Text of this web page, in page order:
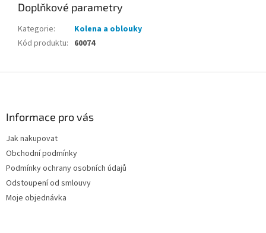
Doplňkové parametry
Kategorie:
Kolena a oblouky
Kód produktu: 60074
Informace pro vás
Jak nakupovat
Obchodní podmínky
Podmínky ochrany osobních údajů
Odstoupení od smlouvy
Moje objednávka